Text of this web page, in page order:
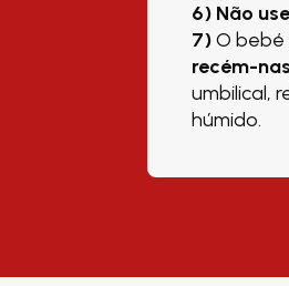
6) Não
7)O
recém-
umbilical,
húmido.